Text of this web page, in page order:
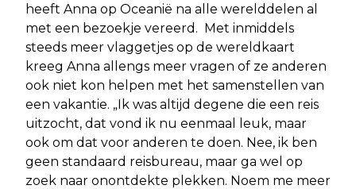
heeft Anna op Oceanië na alle werelddelen al
met een bezoekje vereerd. Met inmiddels
steeds meer vlaggetjes op de wereldkaart
kreeg Anna allengs meer vragen of ze anderen
ook niet kon helpen met het samenstellen van
een vakantie. „Ik was altijd degene die een reis
uitzocht, dat vond ik nu eenmaal leuk, maar
ook om dat voor anderen te doen. Nee, ik ben
geen standaard reisbureau, maar ga wel op
zoek naar onontdekte plekken. Noem me meer